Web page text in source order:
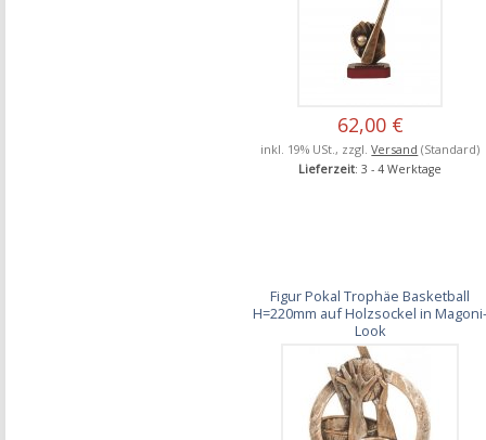
62,00 €
inkl. 19% USt., zzgl.Versand (Standard)
Lieferzeit: 3 - 4 Werktage
Figur Pokal Trophäe Basketball
H=220mm auf Holzsockel in
Look